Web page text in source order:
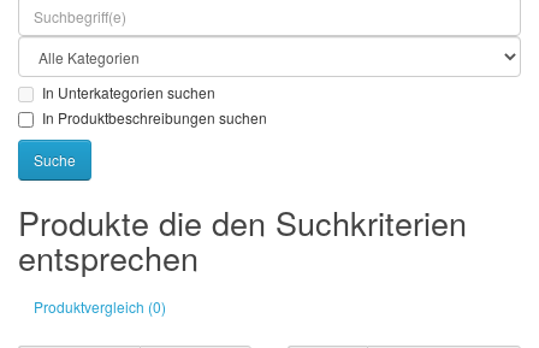
In Unterkategorien suchen
In Produktbeschreibungen suchen
Produkte die den Suchkriterien
entsprechen
Produktvergleich (0)